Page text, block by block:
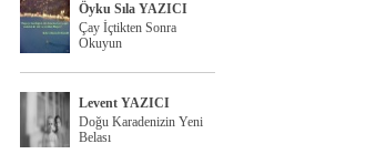
Öyku Sıla YAZICI
Çay İçtikten Sonra
Okuyun
Levent YAZICI
Doğu Karadenizin Yeni
Belası